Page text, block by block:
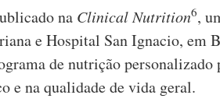
na Clinical Nutrition6,
e Hospital San Ignacio, em
de nutrição personalizado
e na qualidade de vida geral.